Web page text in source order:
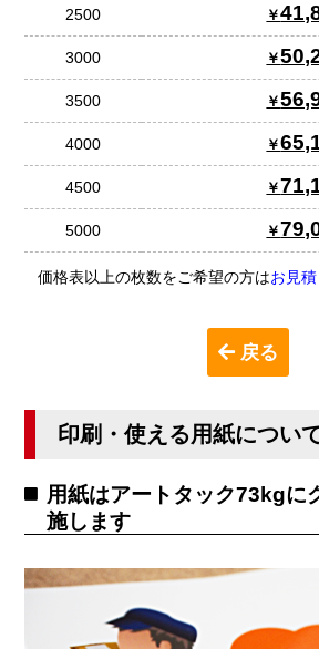
2500
3000
3500
4000
4500
5000
価格表以上の枚数をご希望の方はお見
戻る
印刷・使える用紙につい
用紙はアートタック73kgに
施します